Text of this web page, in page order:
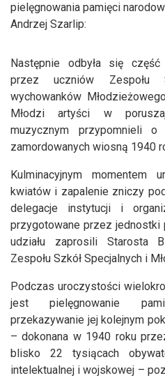
pielęgnowania pamięci
Andrzej Szarlip:
Następnie odbyła się
przez uczniów Zespołu
wychowanków
Młodzi artyści w
muzycznym przypomnieli
zamordowanych wiosną 1940
Kulminacyjnym momentem
kwiatów i zapalenie zniczy
delegacje instytucji i
przygotowane przez jednostki
udziału zaprosili Starosta
Zespołu Szkół Specjalnych i
Podczas uroczystości
jest pielęgnowanie
przekazywanie jej kolejnym
– dokonana w 1940 roku
blisko 22 tysiącach
intelektualnej i wojskowej –